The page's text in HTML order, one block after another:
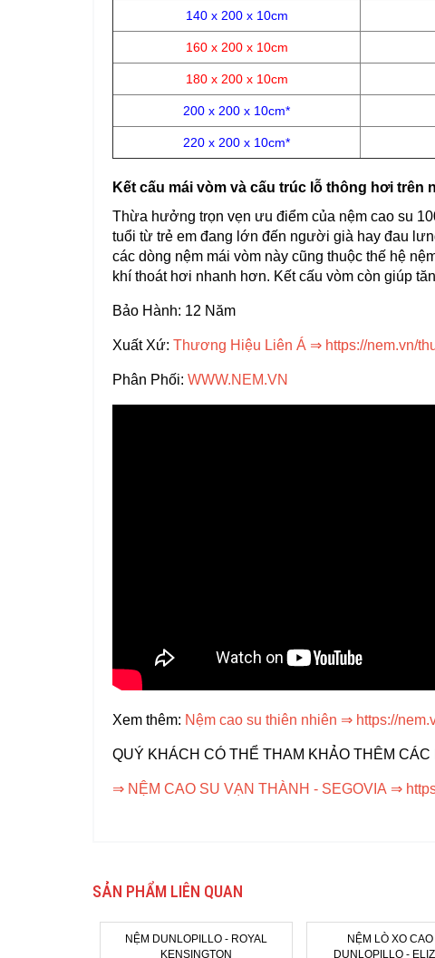
140 x 200 x 10cm
160 x 200 x 10cm
180 x 200 x 10cm
200 x 200 x 10cm*
220 x 200 x 10cm*
Kết cấu mái vòm và cấu trúc lỗ thông hơi trên
Thừa hưởng trọn vẹn ưu điểm của nệm cao su
tuổi từ trẻ em đang lớn đến người già hay đau
các dòng nệm mái vòm này cũng thuộc thế hệ
khí thoát hơi nhanh hơn. Kết cấu vòm còn giúp
Bảo Hành: 12 Năm
Xuất Xứ: Thương Hiệu Liên Á ⇒ https://nem.vn/
Phân Phối: WWW.NEM.VN
Xem thêm: Nệm cao su thiên nhiên ⇒ https://
QUÝ KHÁCH CÓ THỂ THAM KHẢO THÊM
⇒ NỆM CAO SU VẠN THÀNH - SEGOVIA ⇒
SẢN PHẨM LIÊN QUAN
NỆM DUNLOPILLO - ROYAL
KENSINGTON
NỆM LÒ XO
DUNLOPILLO -